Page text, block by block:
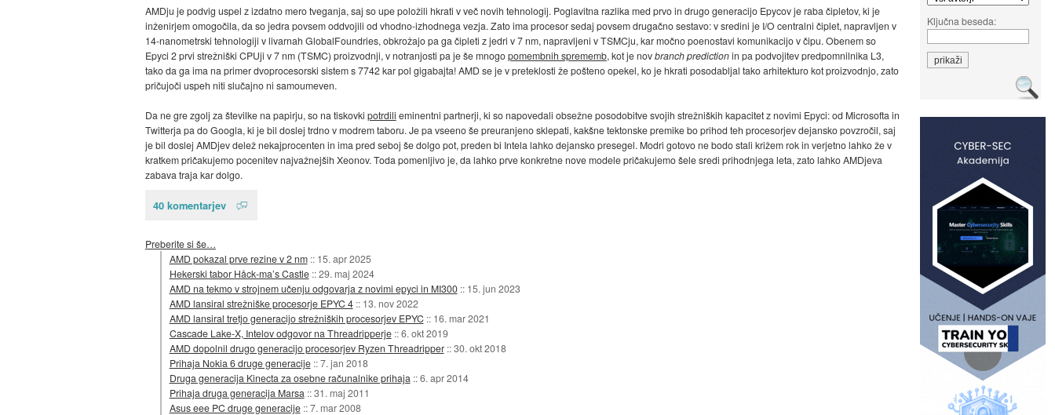
Ključna beseda:
AMDju je podvig uspel z izdatno mero tveganja, saj so upe položili hkrati v več novih tehnologij. Poglavitna razlika med prvo in drugo generacijo Epycov je raba čipletov, ki je
inženirjem omogočila, da so jedra povsem oddvojili od vhodno-izhodnega vezja. Zato ima procesor sedaj povsem drugačno sestavo: v sredini je I/O centralni čiplet, napravljen v
14-nanometrski tehnologiji v livarnah GlobalFoundries, obkrožajo pa ga čipleti z jedri v 7 nm, napravljeni v TSMCju, kar močno poenostavi komunikacijo v čipu. Obenem so
Epyci 2 prvi strežniški CPUji v 7 nm (TSMC) proizvodnji, v notranjosti pa je še mnogopomembnih sprememb, kot je novbranch predictionin pa podvojitev predpomnilnika L3,
tako da ga ima na primer dvoprocesorski sistem s 7742 kar pol gigabajta! AMD se je v preteklosti že pošteno opekel, ko je hkrati posodabljal tako arhitekturo kot proizvodnjo, zato
pričujoči uspeh niti slučajno ni samoumeven.
Da ne gre zgolj za številke na papirju, so na tiskovki potrdili eminentni partnerji, ki so napovedali obsežne posodobitve svojih strežniških kapacitet z novimi Epyci: od Microsofta in
Twitterja pa do Googla, ki je bil doslej trdno v modrem taboru. Je pa vseeno še preuranjeno sklepati, kakšne tektonske premike bo prihod teh procesorjev dejansko povzročil, saj
je bil doslej AMDjev delež nekajprocenten in ima pred seboj še dolgo pot, preden bi Intela lahko dejansko presegel. Modri gotovo ne bodo stali križem rok in verjetno lahko že v
kratkem pričakujemo pocenitev najvažnejših Xeonov. Toda pomenljivo je, da lahko prve konkretne nove modele pričakujemo šele sredi prihodnjega leta, zato lahko AMDjeva
zabava traja kar dolgo.
40 komentarjev
Preberite si še…
AMD pokazal prve rezine v 2 nm :: 15. apr 2025
Hekerski tabor Håck-ma’s Castle ::29. maj 2024
AMD na tekmo v strojnem učenju odgovarja z novimi epyci in MI300 :: 15. jun 2023
AMD lansiral strežniške procesorje EPYC 4 :: 13. nov 2022
AMD lansiral tretjo generacijo strežniških procesorjev EPYC :: 16. mar 2021
Cascade Lake-X, Intelov odgovor na Threadripperje ::6. okt 2019
AMD dopolnil drugo generacijo procesorjev Ryzen Threadripper ::30. okt 2018
Prihaja Nokia 6 druge generacije ::7. jan 2018
Druga generacija Kinecta za osebne računalnike prihaja ::6. apr 2014
Prihaja druga generacija Marsa ::31. maj 2011
Asus eee PC druge generacije ::7. mar 2008